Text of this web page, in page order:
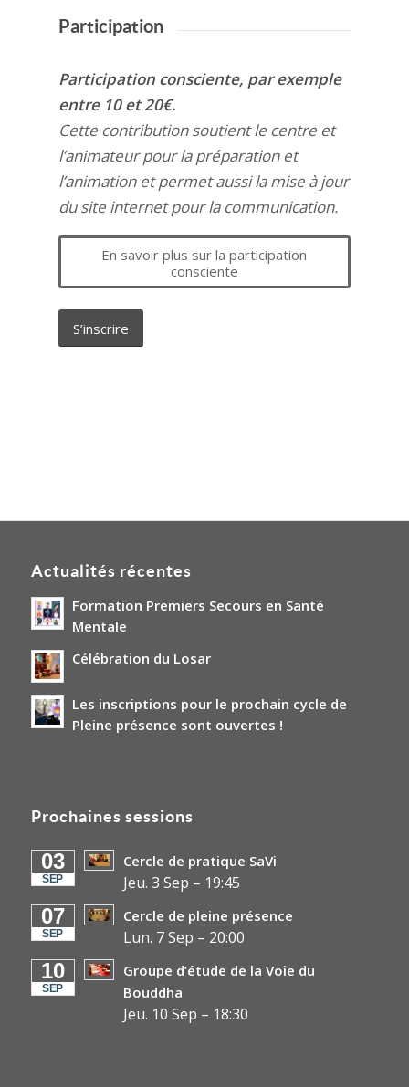
Participation
Participation consciente, par exemple
entre 10 et 20€.
Cette contribution soutient le centre et
l’animateur pour la préparation et
l’animation et permet aussi la mise à jour
du site internet pour la communication.
En savoir plus sur la participation
consciente
S’inscrire
Actualités récentes
Formation Premiers Secours en Santé
Mentale
Célébration du Losar
Les inscriptions pour le prochain cycle de
Pleine présence sont ouvertes !
Prochaines sessions
03
SEP
Cercle de pratique SaVi
Jeu. 3 Sep – 19:45
07
SEP
Cercle de pleine présence
Lun. 7 Sep – 20:00
10
SEP
Groupe d’étude de la Voie du
Bouddha
Jeu. 10 Sep – 18:30